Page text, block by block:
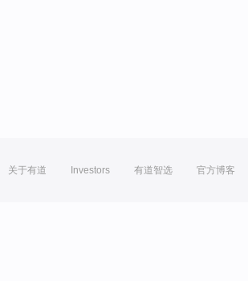
关于有道 Investors 有道智选 官方博客